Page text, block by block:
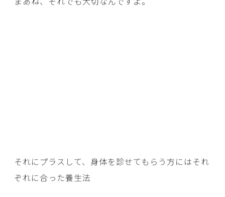
それにプラスして、身体を診せてもらう方にはそれ
ぞれに合った養生法